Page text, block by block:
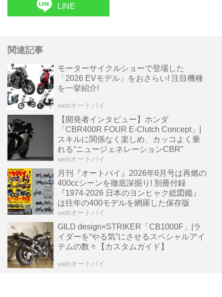
LINE
関連記事
モーターサイクルショーで登場した
「2026 EVモデル」をおさらい! 注目機種
を一挙紹介!
webオートバイ
【開発者インタビュー】ホンダ
「CBR400R FOUR E-Clutch Concept」|
スキルに関係なく楽しめ、カッコよく乗
れる“ニュージェネレーションCBR”
webオートバイ
月刊『オートバイ』2026年6月号は再燃の
400ccシーンを徹底深掘り! 別冊付録
『1974-2026 日本のヨンヒャク総図鑑』
は往年の400モデルを網羅した保存版
webオートバイ
GILD design×STRIKER「CB1000F」|ラ
イダーを“やる気”にさせるスペシャルアイ
テムの数々【カスタムガイド】
webオートバイ